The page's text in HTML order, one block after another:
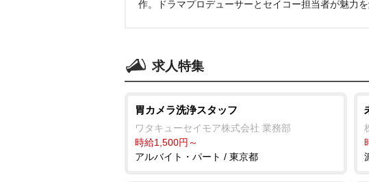
作。ドラマプロデューサーとセイコー担当者が魅力を
求人特集
胃カメラ洗浄スタッフ
ワタキューセイモア株式会社 業務部
時給1,500円～
アルバイト・パート / 東京都